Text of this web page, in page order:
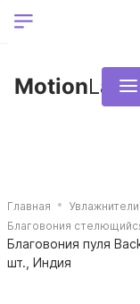
Ваш регион
Motion
Главная
Благовония
Благовония пуля
шт., Индия